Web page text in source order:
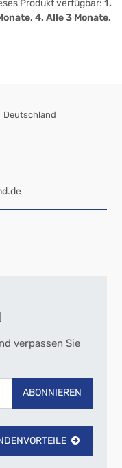
Produkt verfügbar: 1.
4. Alle 3 Monate,
Deutschland
verpassen Sie
ABONNIEREN